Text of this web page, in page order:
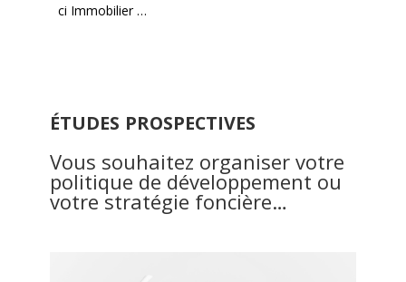
ci Immo­bili­er…
ÉTUDES PROSPECTIVES
Vous souhaitez organiser votre
politique de développement ou
votre stratégie foncière…